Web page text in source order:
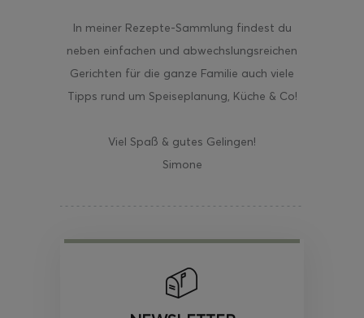
In meiner Rezepte-Sammlung findest du
neben einfachen und abwechslungsreichen
Gerichten für die ganze Familie auch viele
Tipps rund um Speiseplanung, Küche & Co!
Viel Spaß & gutes Gelingen!
Simone